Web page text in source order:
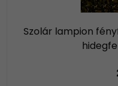
Szolár lampion